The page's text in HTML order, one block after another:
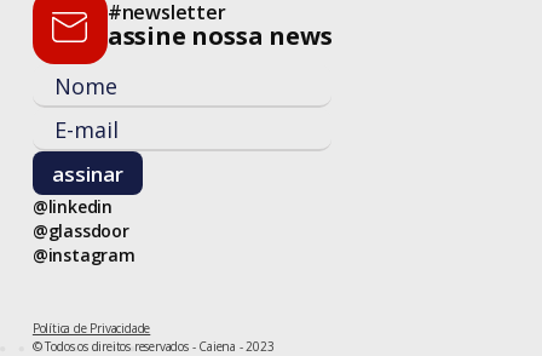
#newsletter
assine nossa news
@linkedin
@glassdoor
@instagram
Política de Privacidade
© Todos os direitos reservados - Caiena - 2023